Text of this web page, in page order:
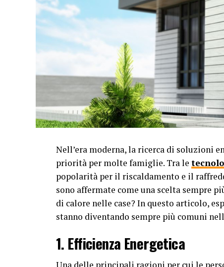
Nell’era moderna, la ricerca di soluzioni
priorità per molte famiglie. Tra le
popolarità per il riscaldamento e il
sono affermate come una scelta sempre
di calore nelle case? In questo articolo,
stanno diventando sempre più comuni
1. Efficienza Energetica
Una delle principali ragioni per cui le